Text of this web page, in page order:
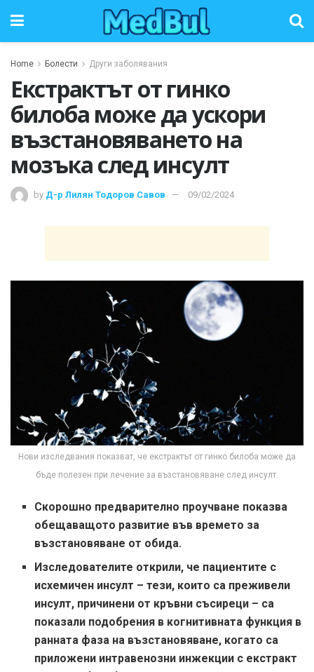
Home Болести Други заболявания
Екстрактът от гинко
билоба може да ускори
възстановяването на
мозъка след инсулт
by Д-р Лилян Тодоров Савов 09/02/2024
Нови изследвания показват, че екстрактът от гинко билоба може да
бъде полезен при лечение за възстановяване след инсулт.
Скорошно предварително проучване показва
обещаващото развитие във времето за
възстановяване от обида.
Изследователите открили, че пациентите с
исхемичен инсулт – тези, които са преживели
инсулт, причинени от кръвни съсиреци – са
показали подобрения в когнитивната функция в
ранната фаза на възстановяване, когато са
приложени интравенозни инжекции с екстракт